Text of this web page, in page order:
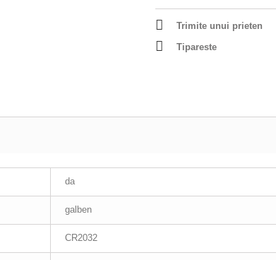
Trimite unui prieten
Tipareste
da
galben
CR2032